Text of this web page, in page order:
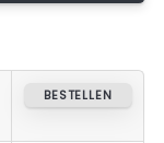
BESTELLEN